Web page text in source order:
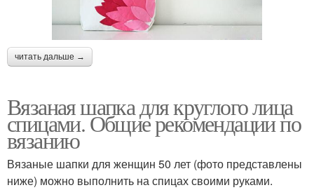
читать дальше →
Вязаная шапка для круглого лица
спицами. Общие рекомендации по
вязанию
Вязаные шапки для женщин 50 лет (фото представлены
ниже) можно выполнить на спицах своими руками.